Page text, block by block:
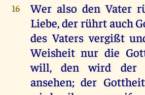
16
Wer also den Vater
Liebe, der rührt auch
des Vaters vergißt
Weisheit nur die
will, den wird der
ansehen; der